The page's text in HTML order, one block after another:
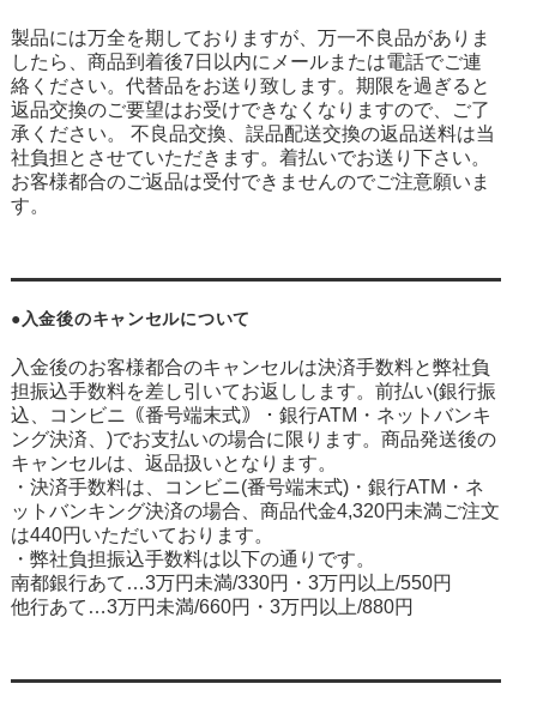
製品には万全を期しておりますが、万一不良品がありま
したら、商品到着後7日以内にメールまたは電話でご連
絡ください。代替品をお送り致します。期限を過ぎると
返品交換のご要望はお受けできなくなりますので、ご了
承ください。 不良品交換、誤品配送交換の返品送料は当
社負担とさせていただきます。着払いでお送り下さい。
お客様都合のご返品は受付できませんのでご注意願いま
す。
●入金後のキャンセルについて
入金後のお客様都合のキャンセルは決済手数料と弊社負
担振込手数料を差し引いてお返しします。前払い(銀行振
込、コンビニ｟番号端末式｠・銀行ATM・ネットバンキ
ング決済、 )でお支払いの場合に限ります。商品発送後の
キャンセルは、返品扱いとなります。
・決済手数料は、コンビニ(番号端末式)・銀行ATM・ネ
ットバンキング決済の場合、商品代金4,320円未満ご注文
は440円いただいております。
・弊社負担振込手数料は以下の通りです。
南都銀行あて…3万円未満/330円・3万円以上/550円
他行あて…3万円未満/660円・3万円以上/880円